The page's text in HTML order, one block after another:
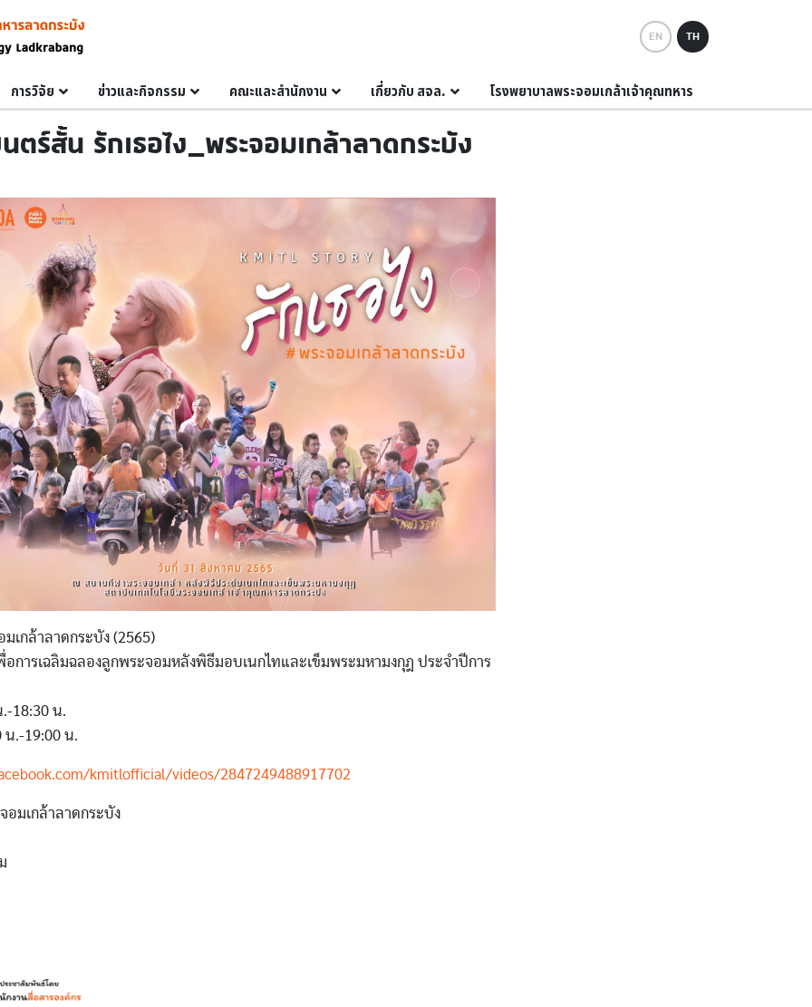
EN TH
การวิจัย ข่าวและกิจกรรม คณะและสำนักงาน เกี่ยวกับ สจล. โรงพยาบาลพระจอมเกล้าเจ้าคุณทหาร
ตร์สั้น รักเธอไง_พระจอมเกล้าลาดกระบัง
มเกล้าลาดกระบัง (2565)
การเฉลิมฉลองลูกพระจอมหลังพิธีมอบเนกไทและเข็มพระมหามงกุฎ ประจำปีการ
18:30 น.
น.-19:00 น.
kmitlofficial/videos/2847249488917702
อมเกล้าลาดกระบัง